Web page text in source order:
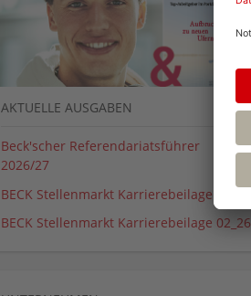
AKTUELLE AUSGABEN
Beck'scher Referendariatsführer
2026/27
BECK Stellenmarkt Karrierebeilage 01_26
BECK Stellenmarkt Karrierebeilage 02_26